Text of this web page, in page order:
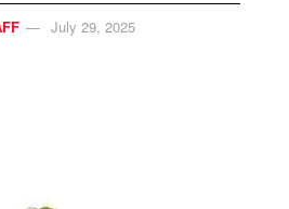
July 29, 2025